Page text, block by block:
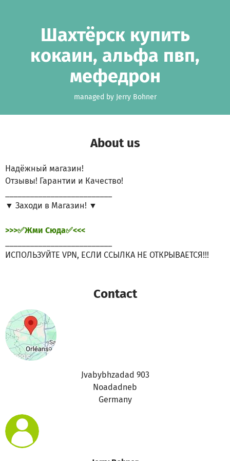
Шахтёрск купить
кокаин, альфа пвп,
мефедрон
managed by Jerry Bohner
About us
Надёжный магазин!
Отзывы! Гарантии и Качество!
▼ Заходи в Магазин! ▼
>>>✅Жми Сюда✅<<<
ИСПОЛЬЗУЙТЕ VPN, ЕСЛИ ССЫЛКА НЕ ОТКРЫВАЕТСЯ!!!
Contact
Jvabybhzadad 903
Noadadneb
Germany